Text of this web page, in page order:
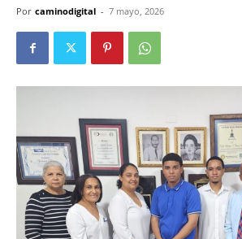
Por caminodigital - 7 mayo, 2026